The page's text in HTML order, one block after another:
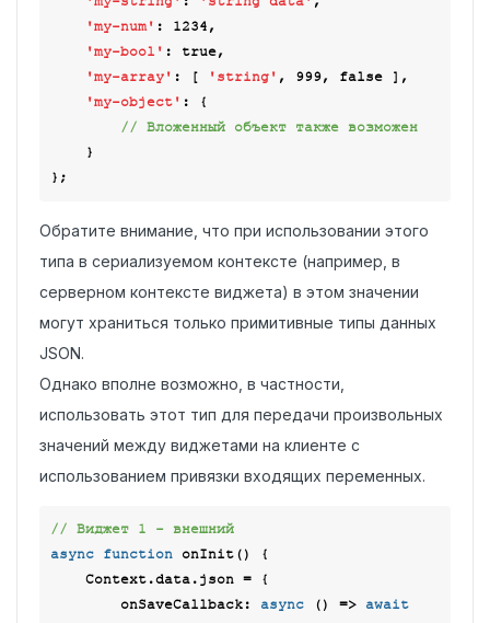
'my-num' : 1234,
'my-bool' : true,
'my-array' : [ 'string' , 999, false ],
'my-object' : {
// Вложенный объект также возможен
Обратите внимание, что при использовании этого
типа в сериализуемом контексте (например, в
серверном контексте виджета) в этом значении
могут храниться только примитивные типы данных
JSON.
Однако вполне возможно, в частности,
использовать этот тип для передачи произвольных
значений между виджетами на клиенте с
использованием привязки входящих переменных.
// Виджет 1 - внешний
async function onInit()
{
onSaveCallback: async () => await